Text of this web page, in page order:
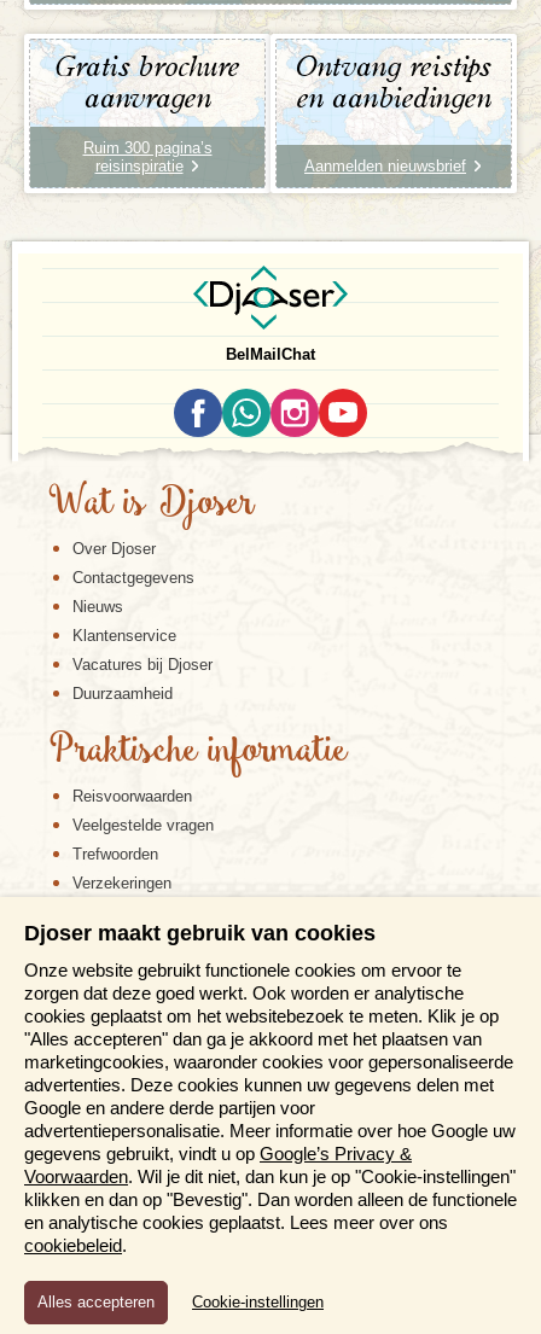
Gratis brochure
aanvragen
Ruim 300 pagina’s
reisinspiratie
Ontvang reistips
en aanbiedingen
Aanmelden nieuwsbrief
Bel Mail Chat
Wat is Djoser
Over Djoser
Contactgegevens
Nieuws
Klantenservice
Vacatures bij Djoser
Duurzaamheid
Praktische informatie
Reisvoorwaarden
Veelgestelde vragen
Trefwoorden
Verzekeringen
Disclaimer
Cookiebeleid
Privacy verklaring
Reis en boek met Djoser zekerheid
Meer weten?
Brochure aanvragen
Presentaties en Informatiedagen
Magazine
Aanmelden nieuwsbrief
Djoser maakt gebruik van cookies
Onze website gebruikt functionele cookies om ervoor te
zorgen dat deze goed werkt. Ook worden er analytische
cookies geplaatst om het websitebezoek te meten. Klik je op
"Alles accepteren" dan ga je akkoord met het plaatsen van
marketingcookies, waaronder cookies voor gepersonaliseerde
advertenties. Deze cookies kunnen uw gegevens delen met
Google en andere derde partijen voor
advertentiepersonalisatie. Meer informatie over hoe Google uw
gegevens gebruikt, vindt u op Google’s Privacy &
Voorwaarden. Wil je dit niet, dan kun je op "Cookie-instellingen"
klikken en dan op "Bevestig". Dan worden alleen de functionele
en analytische cookies geplaatst. Lees meer over ons
cookiebeleid.
Functioneel en Analytisch
Cookies die er voor zorgen dat de website naar behoren
Cookie-instellingen